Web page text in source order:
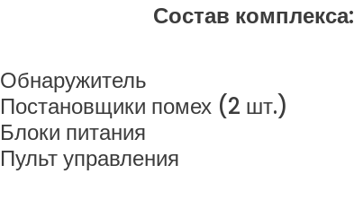
Состав комплекса:
Обнаружитель
Постановщики помех (2 шт.)
Блоки питания
Пульт управления